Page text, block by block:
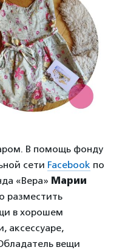
В помощь фонду
сети Facebook по
«Вера» Марии
разместить
в хорошем
аксессуаре,
вещи